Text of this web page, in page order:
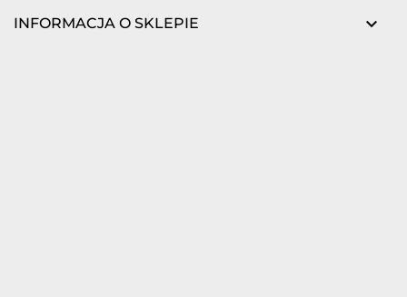
INFORMACJA O SKLEPIE 